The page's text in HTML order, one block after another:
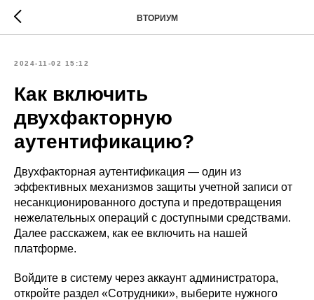
ВТОРИУМ
2024-11-02 15:12
Как включить
двухфакторную
аутентификацию?
Двухфакторная аутентификация — один из
эффективных механизмов защиты учетной записи от
несанкционированного доступа и предотвращения
нежелательных операций с доступными средствами.
Далее расскажем, как ее включить на нашей
платформе.
Войдите в систему через аккаунт администратора,
откройте раздел «Сотрудники», выберите нужного